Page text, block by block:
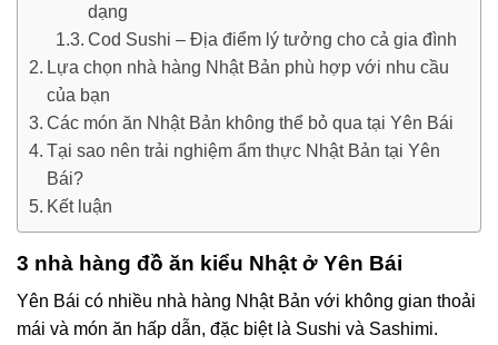
dạng
Cod Sushi – Địa điểm lý tưởng cho cả gia đình
Lựa chọn nhà hàng Nhật Bản phù hợp với nhu cầu
của bạn
Các món ăn Nhật Bản không thể bỏ qua tại Yên Bái
Tại sao nên trải nghiệm ẩm thực Nhật Bản tại Yên
Bái?
Kết luận
3 nhà hàng đồ ăn kiểu Nhật ở Yên Bái
Yên Bái có nhiều nhà hàng Nhật Bản với không gian thoải
mái và món ăn hấp dẫn, đặc biệt là Sushi và Sashimi.